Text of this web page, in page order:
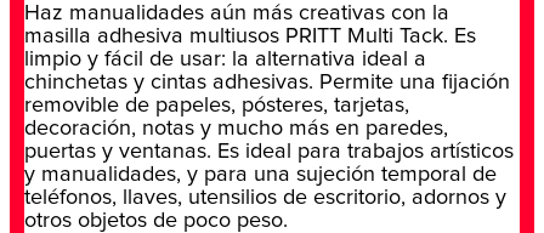
Haz manualidades aún más creativas con la
masilla adhesiva multiusos PRITT Multi Tack. Es
limpio y fácil de usar: la alternativa ideal a
chinchetas y cintas adhesivas. Permite una fijación
removible de papeles, pósteres, tarjetas,
decoración, notas y mucho más en paredes,
puertas y ventanas. Es ideal para trabajos artísticos
y manualidades, y para una sujeción temporal de
teléfonos, llaves, utensilios de escritorio, adornos y
otros objetos de poco peso.